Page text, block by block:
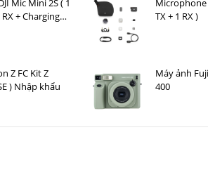
Mic Mini 2S ( 1
+ Charging
Microphone
TX + 1 RX )
Z FC Kit Z
) Nhập khẩu
Máy ảnh
400